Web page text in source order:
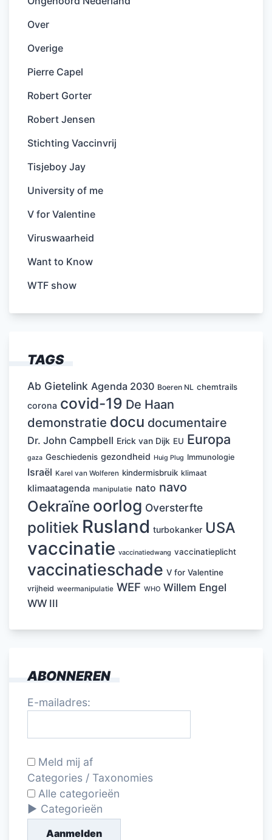
Over
Overige
Pierre Capel
Robert Gorter
Robert Jensen
Stichting Vaccinvrij
Tisjeboy Jay
University of me
V for Valentine
Viruswaarheid
Want to Know
WTF show
TAGS
Ab Gietelink Agenda 2030 Boeren NL chemtrails
corona covid-19 De Haan
demonstratie docu documentaire
Dr. John Campbell Erick van Dijk EU Europa
gaza Geschiedenis gezondheid Huig Plug Immunologie
Israël Karel van Wolferen kindermisbruik klimaat
klimaatagenda manipulatie nato navo
Oekraïne oorlog Oversterfte
politiek Rusland turbokanker USA
vaccinatie vaccinatiedwang vaccinatieplicht
vaccinatieschade V for Valentine
vrijheid weermanipulatie WEF WHO Willem Engel
WW III
ABONNEREN
E-mailadres:
Meld mij af
Categories / Taxonomies
Alle categorieën
Categorieën
Aanmelden